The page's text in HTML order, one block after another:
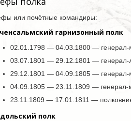
или почётные командиры:
гарнизонный полк
02.01.1798 — 04.03.1800 — генерал-
03.07.1801 — 29.12.1801 — генерал-
29.12.1801 — 04.09.1805 —
04.09.1805 — 23.11.1809 — генерал-
23.11.1809 — 17.01.1811 —
полк